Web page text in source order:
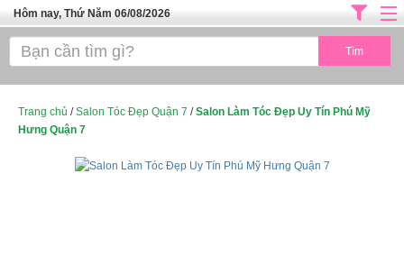
Hôm nay, Thứ Năm 06/08/2026
Trang chủ
SPA TPHCM
Trang chủ /Salon Tóc Đẹp Quận 7 /Salon Làm Tóc Đẹp Uy Tín Phú Mỹ
Hưng Quận 7